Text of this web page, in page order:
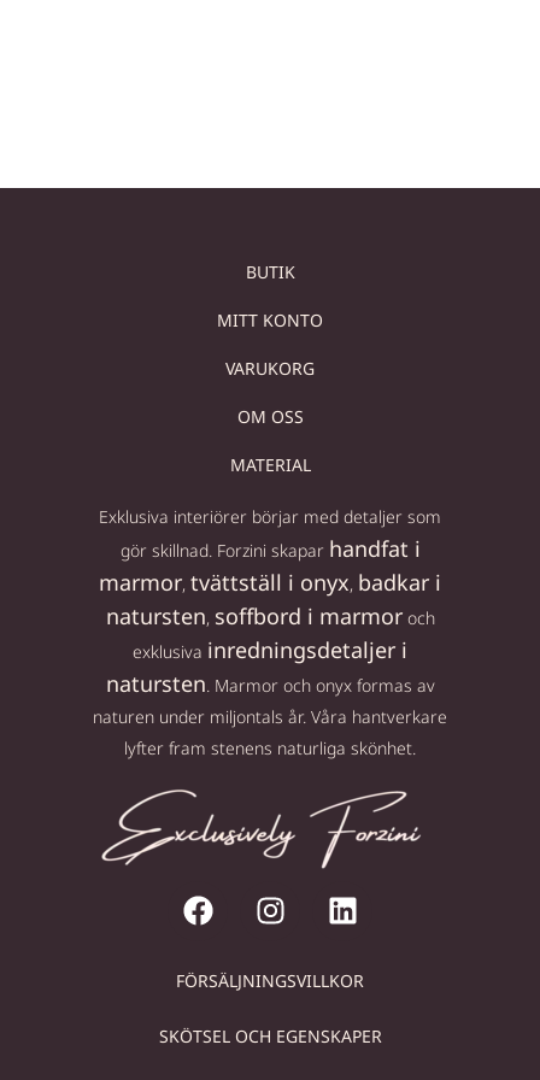
BUTIK
MITT KONTO
VARUKORG
OM OSS
MATERIAL
Exklusiva interiörer börjar med detaljer som
gör skillnad. Forzini skapar handfat i
marmor, tvättställ i onyx, badkar i
natursten, soffbord i marmoroch
exklusiva inredningsdetaljer i
natursten. Marmor och onyx formas av
naturen under miljontals år. Våra hantverkare
lyfter fram stenens naturliga skönhet.
FÖRSÄLJNINGSVILLKOR
SKÖTSEL OCH EGENSKAPER